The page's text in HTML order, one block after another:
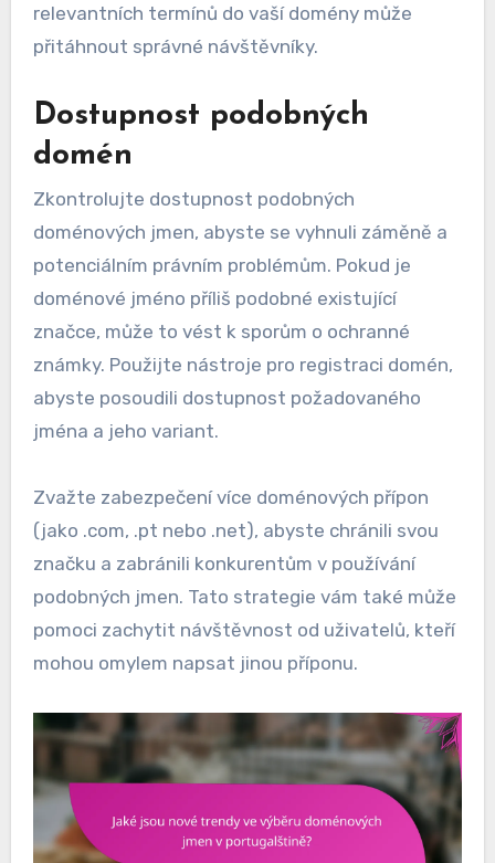
relevantních termínů do vaší domény může
přitáhnout správné návštěvníky.
Dostupnost podobných
domén
Zkontrolujte dostupnost podobných
doménových jmen, abyste se vyhnuli záměně a
potenciálním právním problémům. Pokud je
doménové jméno příliš podobné existující
značce, může to vést k sporům o ochranné
známky. Použijte nástroje pro registraci domén,
abyste posoudili dostupnost požadovaného
jména a jeho variant.
Zvažte zabezpečení více doménových přípon
(jako .com, .pt nebo .net), abyste chránili svou
značku a zabránili konkurentům v používání
podobných jmen. Tato strategie vám také může
pomoci zachytit návštěvnost od uživatelů, kteří
mohou omylem napsat jinou příponu.